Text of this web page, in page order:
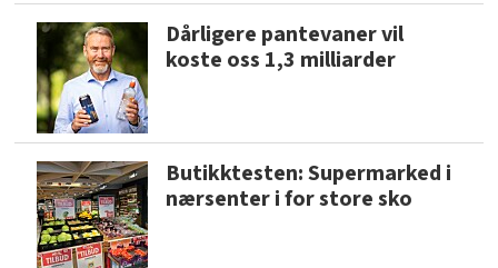
Dårligere pantevaner vil
koste oss 1,3 milliarder
Butikktesten: Supermarked i
nærsenter i for store sko